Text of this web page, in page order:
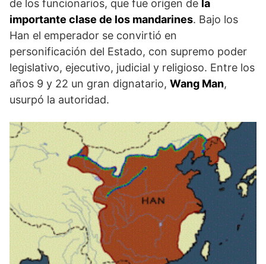
de los funcionarios, que fue origen de la
importante clase de los mandarines. Bajo los
Han el emperador se convirtió en
personificación del Estado, con supremo poder
legislativo, ejecutivo, judicial y religioso. Entre los
años 9 y 22 un gran dignatario, Wang Man,
usurpó la autoridad.